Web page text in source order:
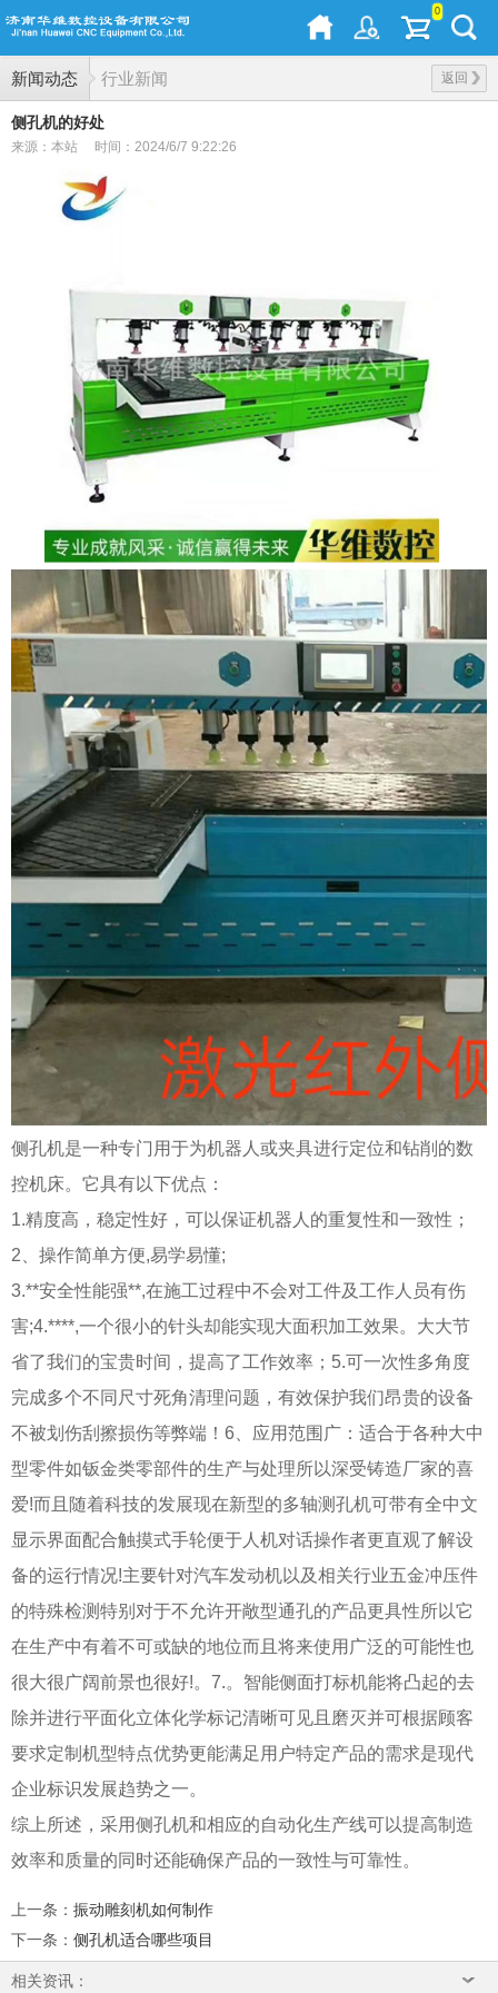
0
新闻动态 返回
行业新闻
侧孔机的好处
来源：本站 时间：2024/6/7 9:22:26
侧孔机是一种专门用于为机器人或夹具进行定位和钻削的数
控机床。它具有以下优点：
1.精度高，稳定性好，可以保证机器人的重复性和一致性；
2、操作简单方便,易学易懂;
3.**安全性能强**,在施工过程中不会对工件及工作人员有伤
害;4.****,一个很小的针头却能实现大面积加工效果。大大节
省了我们的宝贵时间，提高了工作效率；5.可一次性多角度
完成多个不同尺寸死角清理问题，有效保护我们昂贵的设备
不被划伤刮擦损伤等弊端！6、应用范围广：适合于各种大中
型零件如钣金类零部件的生产与处理所以深受铸造厂家的喜
爱!而且随着科技的发展现在新型的多轴测孔机可带有全中文
显示界面配合触摸式手轮便于人机对话操作者更直观了解设
备的运行情况!主要针对汽车发动机以及相关行业五金冲压件
的特殊检测特别对于不允许开敞型通孔的产品更具性所以它
在生产中有着不可或缺的地位而且将来使用广泛的可能性也
很大很广阔前景也很好!。7.。智能侧面打标机能将凸起的去
除并进行平面化立体化学标记清晰可见且磨灭并可根据顾客
要求定制机型特点优势更能满足用户特定产品的需求是现代
企业标识发展趋势之一。
综上所述，采用侧孔机和相应的自动化生产线可以提高制造
效率和质量的同时还能确保产品的一致性与可靠性。
上一条 ： 振动雕刻机如何制作
下一条 ： 侧孔机适合哪些项目
相关资讯：